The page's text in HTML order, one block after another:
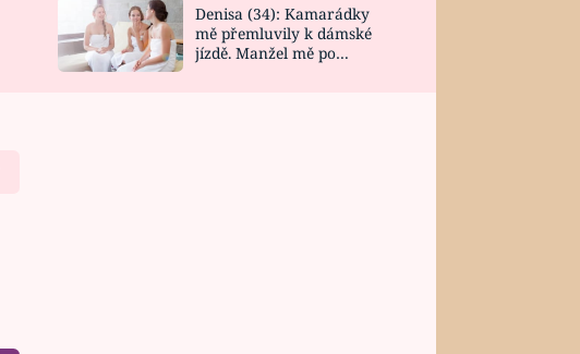
DESIGN
Denisa (34): Kamarádky
mě přemluvily k dámské
jízdě. Manžel mě po